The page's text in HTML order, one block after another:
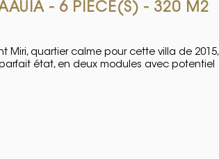
- 6 PIÈCE(S) - 320 M2
Miri, quartier calme pour cette villa de 2015,
état, en deux modules avec potentiel